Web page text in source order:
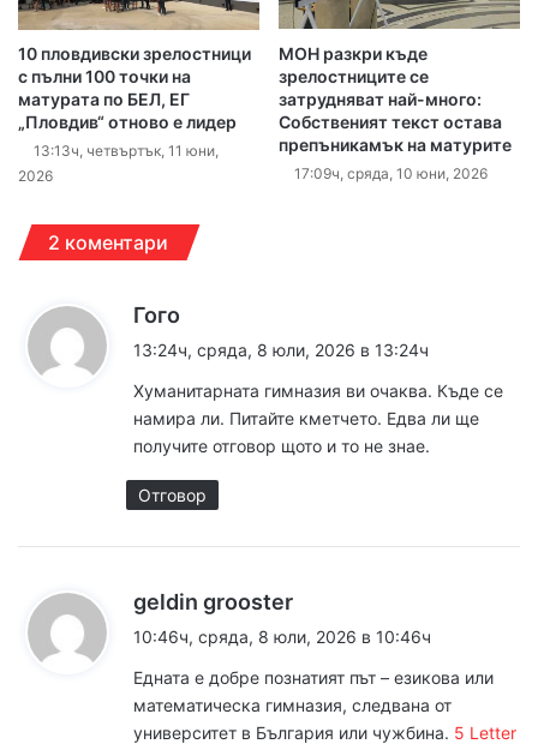
10 пловдивски зрелостници
с пълни 100 точки на
матурата по БЕЛ, ЕГ
„Пловдив“ отново е лидер
13:13ч, четвъртък, 11 юни,
2026
МОН разкри къде
зрелостниците се
затрудняват най-много:
Собственият текст остава
препъникамък на матурите
17:09ч, сряда, 10 юни, 2026
2 коментари
Гого
а
:
13:24ч, сряда, 8 юли, 2026 в 13:24ч
Хуманитарната гимназия ви очаква. Къде се
намира ли. Питайте кметчето. Едва ли ще
получите отговор щото и то не знае.
Отговор
geldin grooster
а
:
10:46ч, сряда, 8 юли, 2026 в 10:46ч
Едната е добре познатият път – езикова или
математическа гимназия, следвана от
университет в България или чужбина. 5 Letter